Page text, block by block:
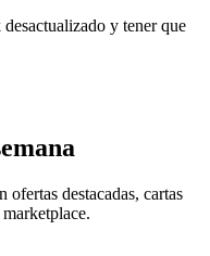
y tener que
ofertas destacadas, cartas